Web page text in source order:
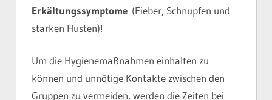
Erkältungssymptome (Fieber, Schnupfen und
starken Husten)!
Um die Hygienemaßnahmen einhalten zu
können und unnötige Kontakte zwischen den
Gruppen zu vermeiden, werden die Zeiten bei